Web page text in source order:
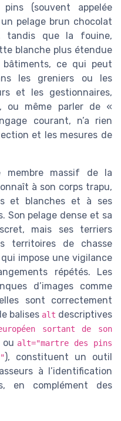
(souvent appelée
pelage brun chocolat
tandis que la fouine,
blanche plus étendue
ce qui peut
les greniers ou les
et les gestionnaires,
ou même parler de «
courant, n’a rien
et les mesures de
membre massif de la
à son corps trapu,
et blanches et à ses
Son pelage dense et sa
mais ses terriers
territoires de chasse
impose une vigilance
répétés. Les
d’images comme
sont correctement
balises alt descriptives
sortant de son
ou alt="martre des pins
), constituent un outil
à l’identification
en complément des